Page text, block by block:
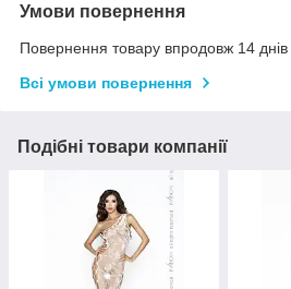
Умови повернення
Повернення товару впродовж 14
Всі умови повернення
Подібні товари компанії